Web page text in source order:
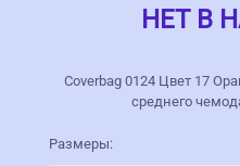
НЕТ В
Coverbag 0124 Цвет 17
среднего
Размеры: